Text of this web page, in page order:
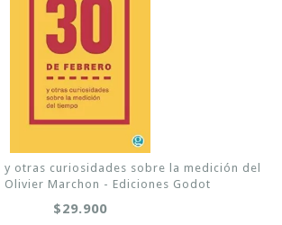
otras curiosidades sobre la medición del
Marchon - Ediciones Godot
$29.900